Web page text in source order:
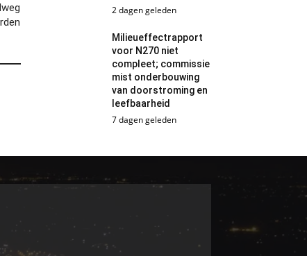
2 dagen geleden
Milieueffectrapport
voor N270 niet
compleet; commissie
mist onderbouwing
van doorstroming en
leefbaarheid
7 dagen geleden